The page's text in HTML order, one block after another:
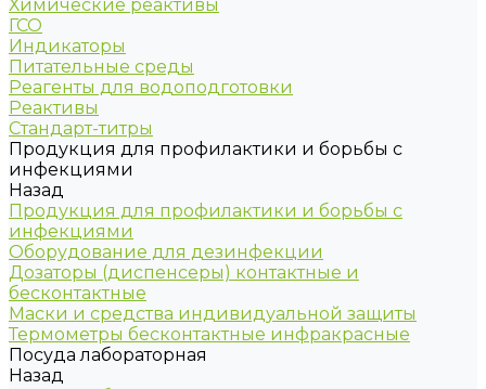
Химические реактивы
ГСО
Индикаторы
Питательные среды
Реагенты для водоподготовки
Реактивы
Стандарт-титры
Продукция для профилактики и борьбы с
инфекциями
Назад
Продукция для профилактики и борьбы с
инфекциями
Оборудование для дезинфекции
Дозаторы (диспенсеры) контактные и
бесконтактные
Маски и средства индивидуальной защиты
Термометры бесконтактные инфракрасные
Посуда лабораторная
Назад